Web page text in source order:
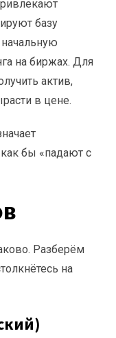
базу
на биржах. Для
актив,
в цене.
бы «падают с
Разберём
на